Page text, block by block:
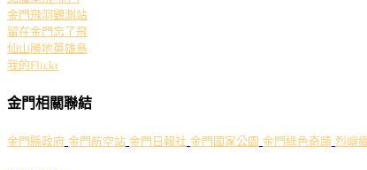
金門飛羽觀測站
留在金門忘了飛
仙山勝地英雄島
我的Flickr
金門相關聯結
金門縣政府 金門航空站 金門日報社 金門國家公園 金門綠色奇蹟 烈嶼